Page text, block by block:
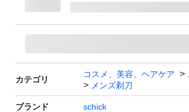
カテゴリ
コスメ、美容、ヘアケア
メンズ剃刀
ブランド schick